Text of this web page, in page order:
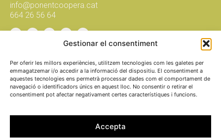
Gestionar el consentiment
Per oferir les millors experiències, utilitzem tecnologies com les galetes per
emmagatzemar i/o accedir a la informació del dispositiu. El consentiment a
aquestes tecnologies ens permetrà processar dades com el comportament de
navegació o identificadors únics en aquest lloc. No consentir o retirar el
consentiment pot afectar negativament certes característiques i funcions.
Accepta
info@ponentcoopera.cat
664 26 56 64
Suma't a la xarxa, subscriu-te al
butlletí!
envia